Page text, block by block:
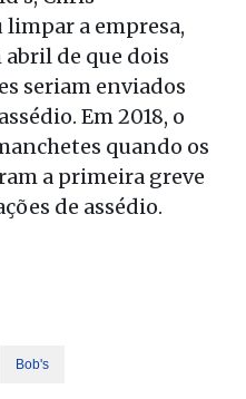
a empresa,
de que dois
seriam enviados
Em 2018, o
quando os
a primeira greve
de assédio.
Bob's